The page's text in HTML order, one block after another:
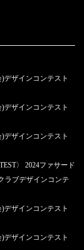
デザインコンテスト
デザインコンテスト
デザインコンテスト
〉 2024ファサード
ラブデザインコンテ
デザインコンテスト
デザインコンテスト